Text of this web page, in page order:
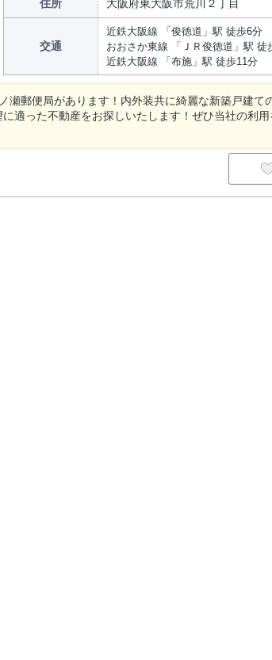
住所 大阪府東大阪市荒川２丁目
交通
近鉄大阪線 「俊徳道」駅 徒歩6分
おおさか東線 「ＪＲ俊徳道」駅 徒
近鉄大阪線 「布施」駅 徒歩11分
瀬郵便局があります！内外装共に綺麗な新築戸建て
適った不動産をお探しいたします！ぜひ当社の利